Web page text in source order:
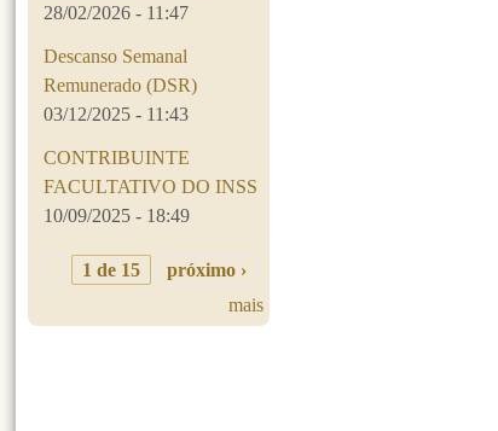
28/02/2026 - 11:47
Descanso Semanal
Remunerado (DSR)
03/12/2025 - 11:43
CONTRIBUINTE
FACULTATIVO DO INSS
10/09/2025 - 18:49
1 de 15
próximo ›
mais